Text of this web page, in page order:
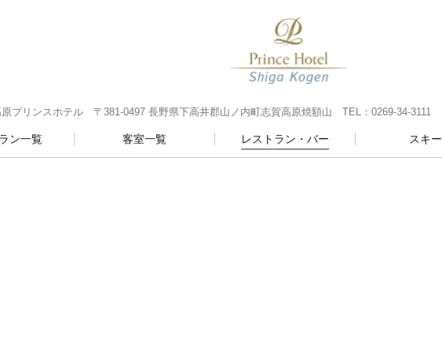
プリンスホテル 〒381-0497 長野県下高井郡山ノ内町志賀高原焼額山 TEL：0269-34-3111
ン一覧 客室一覧 レストラン・バー スキー